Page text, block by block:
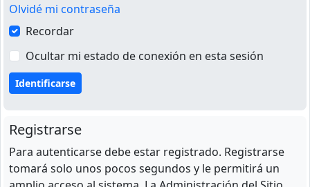
Olvidé mi contraseña
Recordar
Ocultar mi estado de conexión en esta sesión
Registrarse
Para autenticarse debe estar registrado. Registrarse
tomará solo unos pocos segundos y le permitirá un